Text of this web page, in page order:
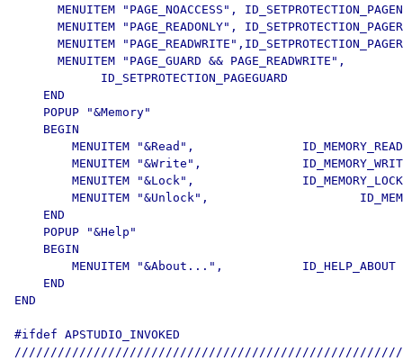
MENUITEM "PAGE_NOACCESS",
MENUITEM "PAGE_READONLY",
MENUITEM
      MENUITEM "PAGE_GUARD && PAGE_READWRITE",
            ID_SETPROTECTION_PAGEGUARD
    END
    POPUP "&Memory"
    BEGIN
        MENUITEM "&Read",               ID_MEMORY_READ
MENUITEM "&Write",
        MENUITEM "&Lock",               ID_MEMORY_LOCK
MENUITEM "&Unlock",
    END
    POPUP "&Help"
    BEGIN
        MENUITEM "&About...",           ID_HELP_ABOUT
    END
END
#ifdef APSTUDIO_INVOKED